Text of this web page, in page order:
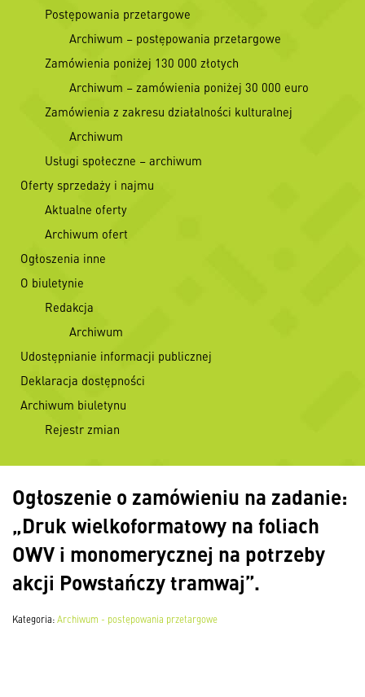
Postępowania przetargowe
Archiwum – postępowania przetargowe
Zamówienia poniżej 130 000 złotych
Archiwum – zamówienia poniżej 30 000 euro
Zamówienia z zakresu działalności kulturalnej
Archiwum
Usługi społeczne – archiwum
Oferty sprzedaży i najmu
Aktualne oferty
Archiwum ofert
Ogłoszenia inne
O biuletynie
Redakcja
Archiwum
Udostępnianie informacji publicznej
Deklaracja dostępności
Archiwum biuletynu
Rejestr zmian
Ogłoszenie o zamówieniu na zadanie:
„Druk wielkoformatowy na foliach
OWV i monomerycznej na potrzeby
akcji Powstańczy tramwaj”.
Kategoria:Archiwum - postępowania przetargowe